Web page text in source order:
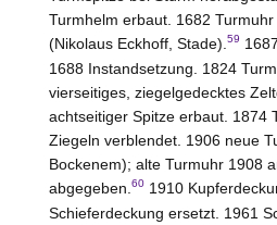
Turmhelm erbaut. 1682
(Nikolaus Eckhoff, Stade). 59
1688 Instandsetzung. 1824
vierseitiges, ziegelgedecktes
achtseitiger Spitze erbaut. 1874
Ziegeln verblendet. 1906 neue
Bockenem); alte Turmuhr 1908
abgegeben. 601910
Schieferdeckung ersetzt. 1961